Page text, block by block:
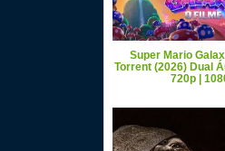
Super Mario
Torrent (2026) Dual
720p |